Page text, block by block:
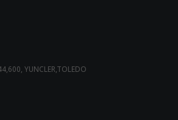
YUNCLER,TOLEDO